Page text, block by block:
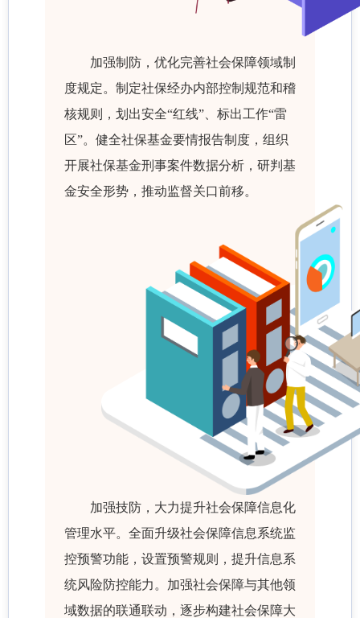
加强制防，优化完善社会保障领域制
度规定。制定社保经办内部控制规范和稽
核规则，划出安全“红线”、标出工作“雷
区”。健全社保基金要情报告制度，组织
开展社保基金刑事案件数据分析，研判基
金安全形势，推动监督关口前移。
加强技防，大力提升社会保障信息化
管理水平。全面升级社会保障信息系统监
控预警功能，设置预警规则，提升信息系
统风险防控能力。加强社会保障与其他领
域数据的联通联动，逐步构建社会保障大